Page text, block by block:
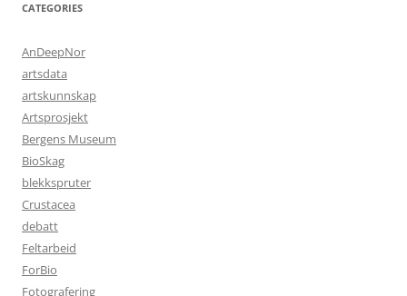
CATEGORIES
AnDeepNor
artsdata
artskunnskap
Artsprosjekt
Bergens Museum
BioSkag
blekkspruter
Crustacea
debatt
Feltarbeid
ForBio
Fotografering